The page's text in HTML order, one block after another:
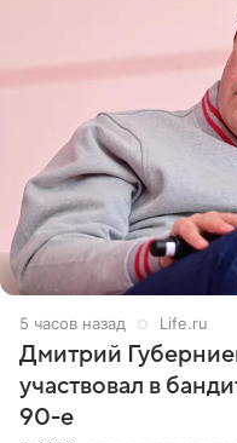
5 часов назад Life.ru
Дмитрий
участвовал в
90-е